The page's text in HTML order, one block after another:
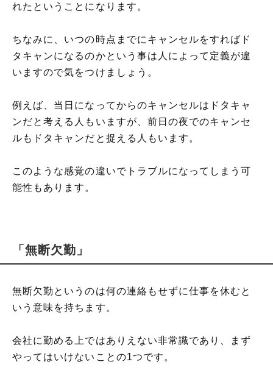
れたということになります。
ちなみに、いつの時点までにキャンセルをすればド
タキャンになるのかという事は人によって定義が違
いますので気をつけましょう。
例えば、当日になってからのキャンセルはドタキャ
ンだと考える人もいますが、前日の夜でのキャンセ
ルもドタキャンだと捉える人もいます。
このような感覚の違いでトラブルになってしまう可
能性もあります。
「無断欠勤」
無断欠勤というのは何の連絡もせずに仕事を休むと
いう意味を持ちます。
会社に勤める上ではありえない非常識であり、まず
やってはいけないことの1つです。